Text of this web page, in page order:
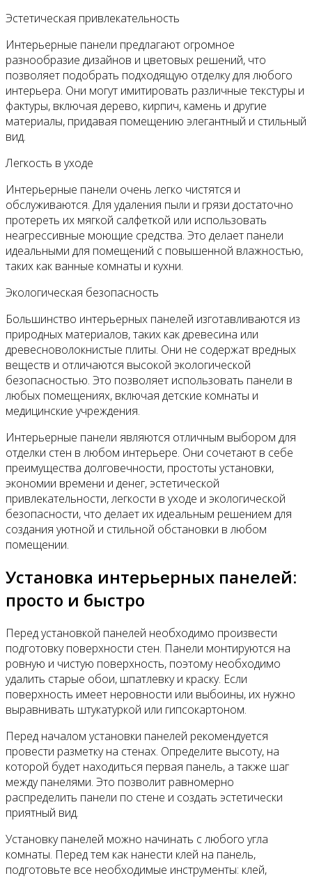
Эстетическая привлекательность
Интерьерные панели предлагают огромное
разнообразие дизайнов и цветовых решений, что
позволяет подобрать подходящую отделку для любого
интерьера. Они могут имитировать различные текстуры и
фактуры, включая дерево, кирпич, камень и другие
материалы, придавая помещению элегантный и стильный
вид.
Легкость в уходе
Интерьерные панели очень легко чистятся и
обслуживаются. Для удаления пыли и грязи достаточно
протереть их мягкой салфеткой или использовать
неагрессивные моющие средства. Это делает панели
идеальными для помещений с повышенной влажностью,
таких как ванные комнаты и кухни.
Экологическая безопасность
Большинство интерьерных панелей изготавливаются из
природных материалов, таких как древесина или
древесноволокнистые плиты. Они не содержат вредных
веществ и отличаются высокой экологической
безопасностью. Это позволяет использовать панели в
любых помещениях, включая детские комнаты и
медицинские учреждения.
Интерьерные панели являются отличным выбором для
отделки стен в любом интерьере. Они сочетают в себе
преимущества долговечности, простоты установки,
экономии времени и денег, эстетической
привлекательности, легкости в уходе и экологической
безопасности, что делает их идеальным решением для
создания уютной и стильной обстановки в любом
помещении.
Установка интерьерных панелей:
просто и быстро
Перед установкой панелей необходимо произвести
подготовку поверхности стен. Панели монтируются на
ровную и чистую поверхность, поэтому необходимо
удалить старые обои, шпатлевку и краску. Если
поверхность имеет неровности или выбоины, их нужно
выравнивать штукатуркой или гипсокартоном.
Перед началом установки панелей рекомендуется
провести разметку на стенах. Определите высоту, на
которой будет находиться первая панель, а также шаг
между панелями. Это позволит равномерно
распределить панели по стене и создать эстетически
приятный вид.
Установку панелей можно начинать с любого угла
комнаты. Перед тем как нанести клей на панель,
подготовьте все необходимые инструменты: клей,